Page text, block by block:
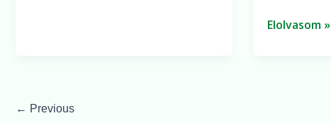
Elolvasom »
← Previous